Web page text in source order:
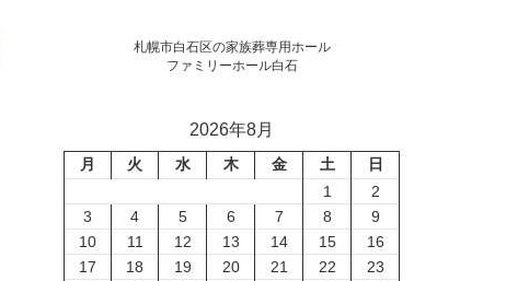
札幌市白石区の家族葬専用ホール
ファミリーホール白石
2026年8月
月 火 水 木 金 土
日
1
2
3
4 5 6 7 8
9
10
11 12 13 14 15
16
17
18 19 20 21 22
23